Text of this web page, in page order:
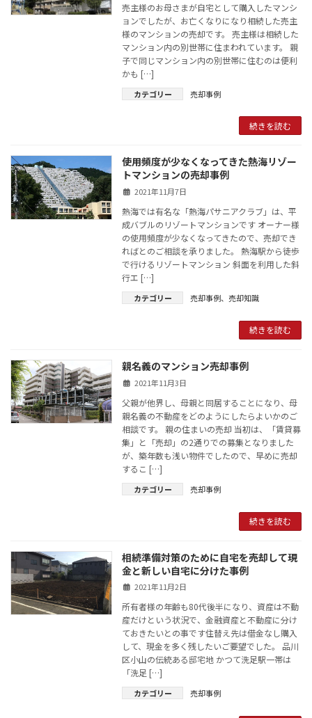
売主様のお母さまが自宅として購入したマンシ
ョンでしたが、お亡くなりになり相続した売主
様のマンションの売却です。 売主様は相続した
マンション内の別世帯に住まわれています。 親
子で同じマンション内の別世帯に住むのは便利
かも […]
カテゴリー 売却事例
続きを読む
使用頻度が少なくなってきた熱海リゾー
トマンションの売却事例
2021年11月7日
熱海では有名な「熱海パサニアクラブ」は、平
成バブルのリゾートマンションです オーナー様
の使用頻度が少なくなってきたので、売却でき
ればとのご相談を承りました。 熱海駅から徒歩
で行けるリゾートマンション 斜面を利用した斜
行エ […]
カテゴリー 売却事例、 売却知識
続きを読む
親名義のマンション売却事例
2021年11月3日
父親が他界し、母親と同居することになり、母
親名義の不動産をどのようにしたらよいかのご
相談です。 親の住まいの売却 当初は、「賃貸募
集」と「売却」の2通りでの募集となりました
が、築年数も浅い物件でしたので、早めに売却
するこ […]
カテゴリー 売却事例
続きを読む
相続準備対策のために自宅を売却して現
金と新しい自宅に分けた事例
2021年11月2日
所有者様の年齢も80代後半になり、資産は不動
産だけという状況で、金融資産と不動産に分け
ておきたいとの事です住替え先は借金なし購入
して、現金を多く残したいご要望でした。 品川
区小山の伝統ある邸宅地 かつて洗足駅一帯は
「洗足 […]
カテゴリー 売却事例